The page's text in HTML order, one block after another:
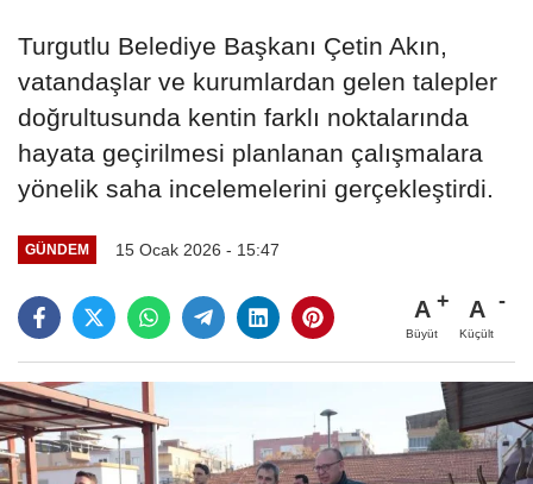
Turgutlu Belediye Başkanı Çetin Akın,
vatandaşlar ve kurumlardan gelen talepler
doğrultusunda kentin farklı noktalarında
hayata geçirilmesi planlanan çalışmalara
yönelik saha incelemelerini gerçekleştirdi.
GÜNDEM 15 Ocak 2026 - 15:47
A
Büyüt
A
Küçült